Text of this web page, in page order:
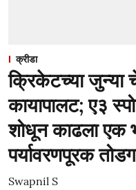
क्रीडा
क्रिकेटच्या जुन्या
कायापालट; ए३
शोधून काढला एक
पर्यावरणपूरक
Swapnil S